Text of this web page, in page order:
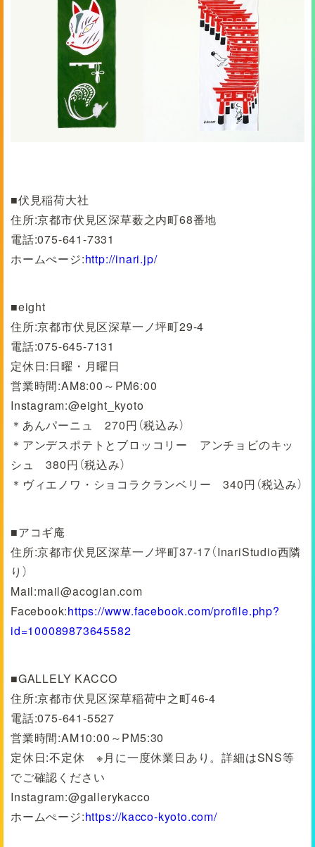
■伏見稲荷大社
住所:京都市伏見区深草薮之内町68番地
電話:075-641-7331
ホームぺージ:http://inari.jp/
■eight
住所:京都市伏見区深草一ノ坪町29-4
電話:075-645-7131
定休日:日曜・月曜日
営業時間:AM8:00～PM6:00
Instagram:@eight_kyoto
＊あんパーニュ 270円（税込み）
＊アンデスポテトとブロッコリー アンチョビのキッ
シュ 380円（税込み）
＊ヴィエノワ・ショコラクランベリー 340円（税込み）
■アコギ庵
住所:京都市伏見区深草一ノ坪町37-17（InariStudio西隣
り）
Mail:mail@acogian.com
Facebook:https://www.facebook.com/profile.php?
id=100089873645582
■GALLELY KACCO
住所:京都市伏見区深草稲荷中之町46-4
電話:075-641-5527
営業時間:AM10:00～PM5:30
定休日:不定休 ※月に一度休業日あり。詳細はSNS等
でご確認ください
Instagram:@gallerykacco
ホームぺージ:https://kacco-kyoto.com/